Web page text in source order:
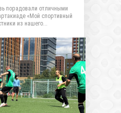
порадовали отличными
«Мой спортивный
из нашего...